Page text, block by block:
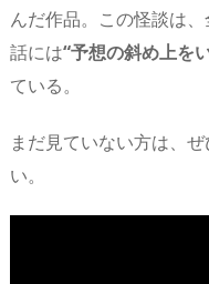
んだ作品。この怪談は
話には“予想の斜め上を
ている。
まだ見ていない方は、
い。